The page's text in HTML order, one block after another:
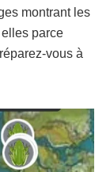
montrant les
parce
vous à